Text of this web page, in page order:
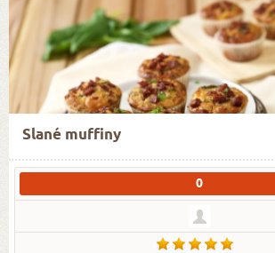
Slané muffiny
0